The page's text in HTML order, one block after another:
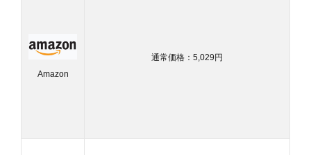
Amazon
通常価格：5,029円